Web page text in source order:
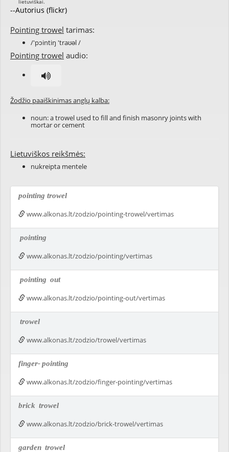
--Autorius (flickr)
Pointing trowel tarimas:
/'pɔintiŋ 'traʊəl /
Pointing trowel audio:
Žodžio paaiškinimas anglų kalba:
noun: a trowel used to fill and finish masonry joints with
mortar or cement
Lietuviškos reikšmės:
nukreipta mentele
pointing trowel
www.alkonas.lt/zodzio/pointing-trowel/vertimas
pointing
www.alkonas.lt/zodzio/pointing/vertimas
pointing out
www.alkonas.lt/zodzio/pointing-out/vertimas
trowel
www.alkonas.lt/zodzio/trowel/vertimas
finger-pointing
www.alkonas.lt/zodzio/finger-pointing/vertimas
brick trowel
www.alkonas.lt/zodzio/brick-trowel/vertimas
garden trowel